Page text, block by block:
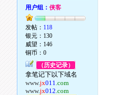
用户组：侠客
发帖： 118
银元：130
威望：146
铜币：0
（历史记录）
拿笔记下以下域名
www.jx011.com
www.jx012.com